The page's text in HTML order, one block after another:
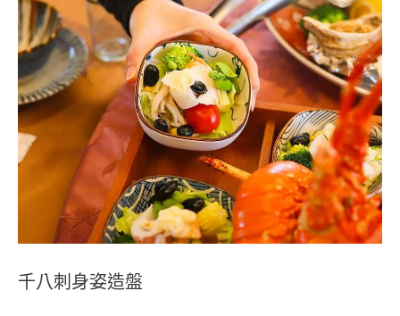
千八刺身姿造盤